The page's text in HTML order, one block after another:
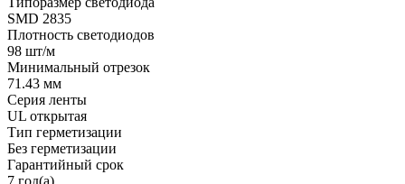
SMD 2835
Плотность светодиодов
98 шт/м
Минимальный отрезок
71.43 мм
Серия ленты
UL открытая
Тип герметизации
Без герметизации
Гарантийный срок
7 год(а)